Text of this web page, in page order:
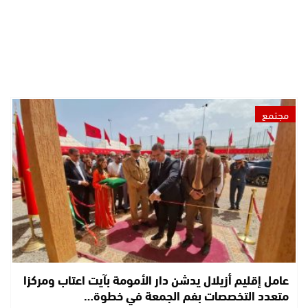
مجتمع
عامل إقليم أزيلال يدشن دار الأمومة بآيت اعتاب ومركزا
متعدد التخصصات بفم الجمعة في خطوة…